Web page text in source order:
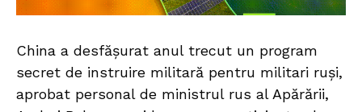
China a desfășurat anul trecut un program
secret de instruire militară pentru militari ruși,
aprobat personal de ministrul rus al Apărării,